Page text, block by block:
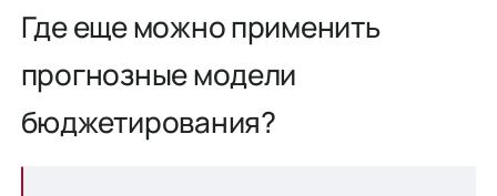
Где еще можно применить
прогнозные модели
бюджетирования?